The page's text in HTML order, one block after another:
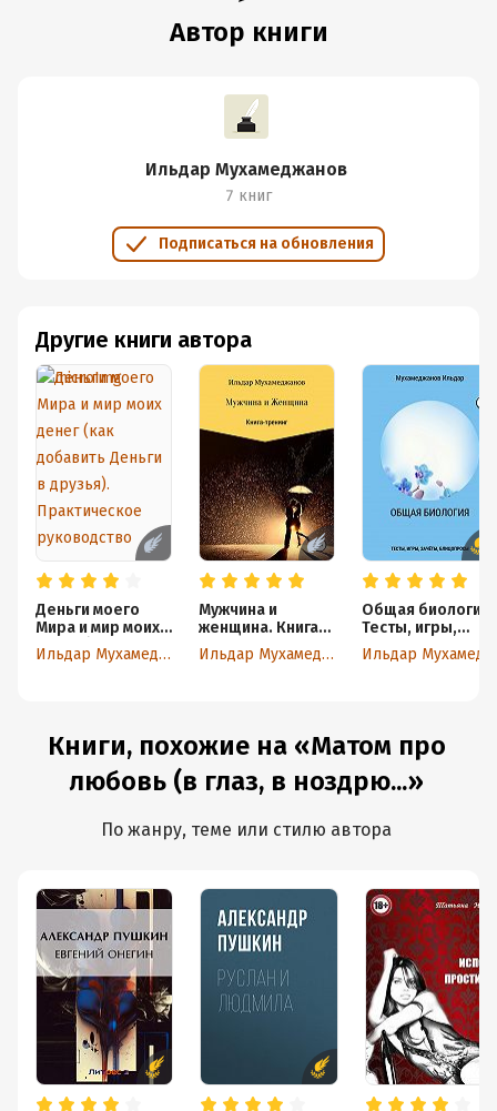
Автор книги
Ильдар Мухамеджанов
7 книг
Подписаться на обновления
Другие книги автора
Деньги моего
Мира и мир моих
денег (как
добавить ДеньгиИльдар Мухамеджанов
Мужчина и
женщина. Книга-
тренинг
Ильдар Мухамеджанов
Общая биология.
Тесты, игры,
зачёты,
блицопросы
Книги, похожие на «Матом про
любовь (в глаз, в ноздрю...»
По жанру, теме или стилю автора